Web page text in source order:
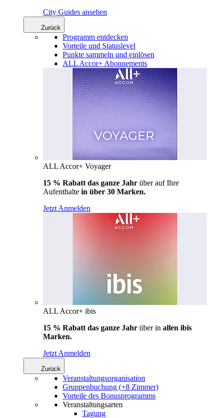
City Guides ansehen
Zurück
Programm entdecken
Vorteile und Statuslevel
Punkte sammeln und einlösen
ALL Accor+ Abonnements
ALL Accor+ Voyager
15 % Rabatt das ganze Jahr über auf Ihre
Aufenthalte in über 30 Marken.
Jetzt Anmelden
ALL Accor+ ibis
15 % Rabatt das ganze Jahr über in allen ibis
Marken.
Jetzt Anmelden
Zurück
Veranstaltungsorganisation
Gruppenbuchung (+8 Zimmer)
Vorteile des Bonusprogramms
Veranstaltungsarten
Tagung